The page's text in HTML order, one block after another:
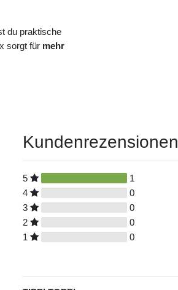
du praktische
sorgt für mehr
Kundenrezensionen
5
1
4
0
3
0
2
0
1
0